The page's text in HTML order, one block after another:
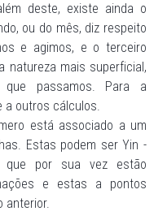
deste, existe ainda o
ou do mês, diz respeito
e agimos, e o terceiro
natureza mais superficial,
passamos. Para a
a outros cálculos.
está associado a um
Estas podem ser Yin -
que por sua vez estão
e estas a pontos
anterior.